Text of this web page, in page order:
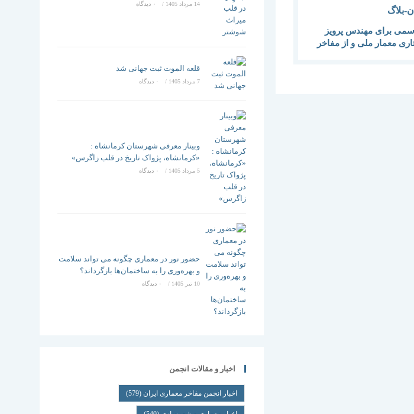
برای مهندس پرویز
معمار ملی و از مفاخر
14 مرداد 1405 / ۰ دیدگاه
قلعه الموت ثبت جهانی شد
7 مرداد 1405 / ۰ دیدگاه
وبینار معرفی شهرستان کرمانشاه :
«کرمانشاه، پژواک تاریخ در قلب زاگرس»
5 مرداد 1405 / ۰ دیدگاه
حضور نور در معماری چگونه می تواند سلامت
و بهره‌وری را به ساختمان‌ها بازگرداند؟
10 تیر 1405 / ۰ دیدگاه
اخبار و مقالات انجمن
اخبار انجمن مفاخر معماری ایران (579)